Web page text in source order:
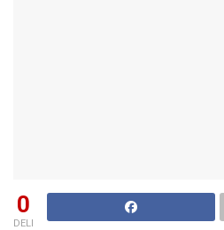
0
DELI